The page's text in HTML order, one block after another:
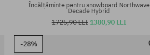
Încălțăminte pentru snowboard Northwave
Decade Hybrid
1725,90 LEI 1380,90 LEI
-28%